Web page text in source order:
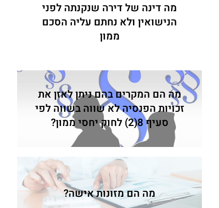
מה דינה של דירה שנקנתה לפני
הנישואין ולא נחתם עליה הסכם
ממון
מה הם המקרים בהם ניתן לאזן את
זכויות הפנסיה לא שווה בשווה לפי
סעיף 8(2) לחוק יחסי ממון?
מה הם מזונות אישה?